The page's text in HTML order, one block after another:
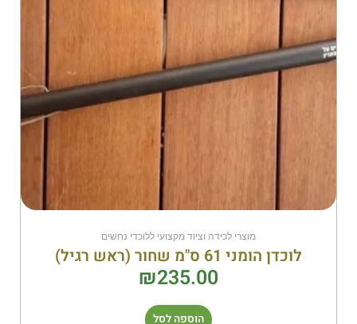
מוצרי לכידה וציוד מקצועי ללוכדי נחשים
לוכדן הומני 61 ס"מ שחור (ראש רגיל)
₪235.00
הוספה לסל